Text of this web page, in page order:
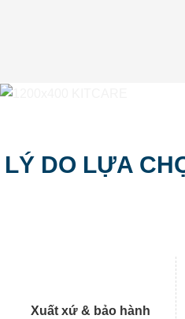
LÝ DO LỰA
Xuất xứ & bảo hành